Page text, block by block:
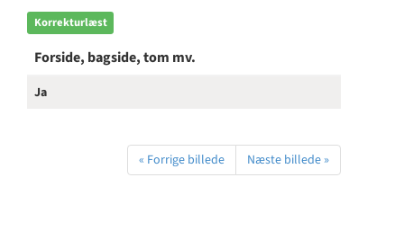
Korrekturlæst
Forside, bagside, tom mv.
Ja
« Forrige billede Næste billede »